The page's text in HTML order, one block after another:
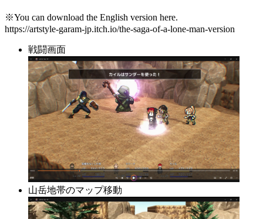
※You can download the English version here.
https://artstyle-garam-jp.itch.io/the-saga-of-a-lone-man-version
戦闘画面
山岳地帯のマップ移動